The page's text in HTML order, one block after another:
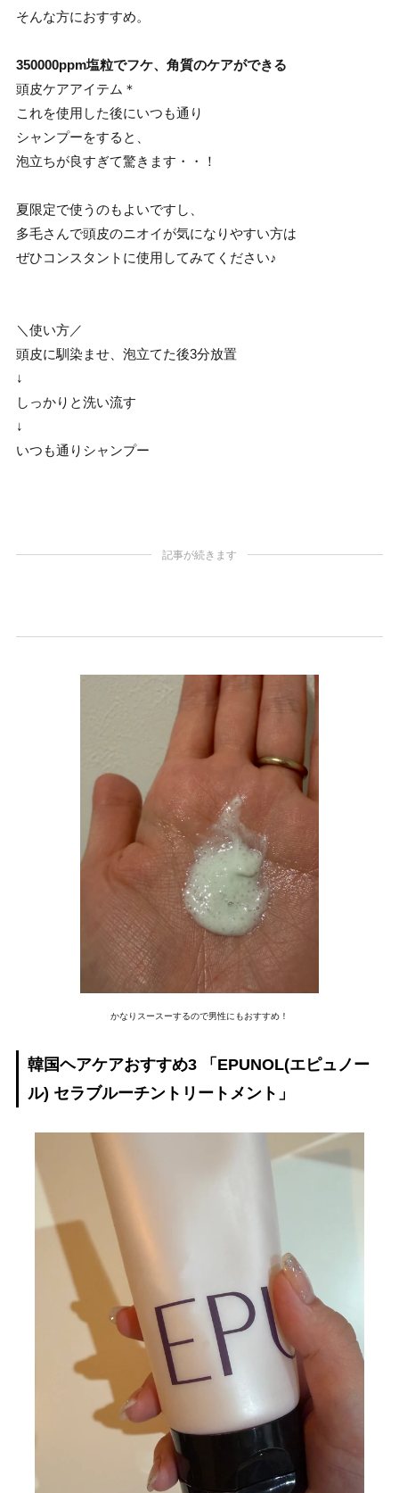
そんな方におすすめ。
350000ppm塩粒でフケ、角質のケアができる
頭皮ケアアイテム＊
これを使用した後にいつも通り
シャンプーをすると、
泡立ちが良すぎて驚きます・・！
夏限定で使うのもよいですし、
多毛さんで頭皮のニオイが気になりやすい方は
ぜひコンスタントに使用してみてください♪
＼使い方／
頭皮に馴染ませ、泡立てた後3分放置
↓
しっかりと洗い流す
↓
いつも通りシャンプー
記事が続きます
かなりスースーするので男性にもおすすめ！
韓国ヘアケアおすすめ3 「EPUNOL(エピュノー
ル) セラブルーチントリートメント」